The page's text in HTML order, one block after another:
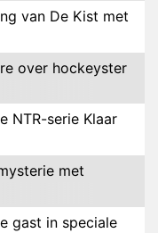
van De Kist met
over hockeyster
NTR-serie Klaar
met
gast in speciale